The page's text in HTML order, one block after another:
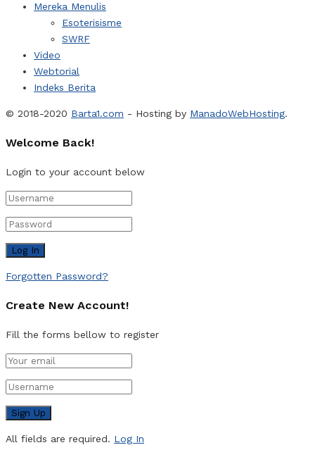
Mereka Menulis
Esoterisisme
SWRF
Video
Webtorial
Indeks Berita
© 2018-2020 Barta1.com - Hosting by ManadoWebHosting.
Welcome Back!
Login to your account below
Forgotten Password?
Create New Account!
Fill the forms bellow to register
All fields are required. Log In